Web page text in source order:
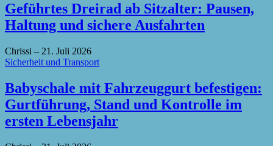
Geführtes Dreirad ab Sitzalter: Pausen,
Haltung und sichere Ausfahrten
Chrissi – 21. Juli 2026
Sicherheit und Transport
Babyschale mit Fahrzeuggurt befestigen:
Gurtführung, Stand und Kontrolle im
ersten Lebensjahr